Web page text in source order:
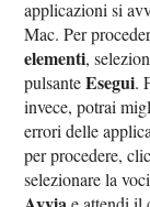
applicazioni si
Mac. Per
elementi,
pulsanteEsegui.
invece, potrai
errori delle
per procedere,
selezionare la